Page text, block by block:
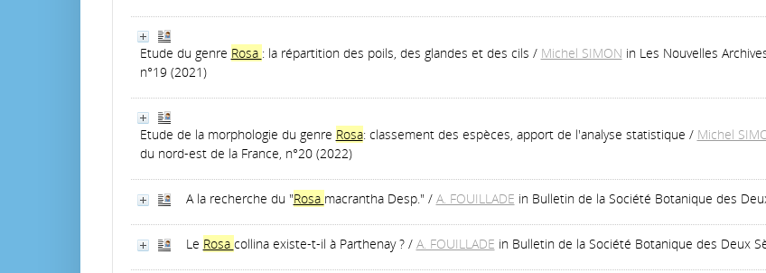
Etude du genre Rosa : la répartition des poils, des glandes et des cils / Michel SIMON in Les Nouvelles
n°19 (2021)
Etude de la morphologie du genre Rosa: classement des espèces, apport de l'analyse statistique / Michel
du nord-est de la France, n°20 (2022)
A la recherche du "Rosa macrantha Desp." / A. FOUILLADE in Bulletin de la Société Botanique des
Le Rosa collina existe-t-il à Parthenay ?/ A. FOUILLADE in Bulletin de la Société Botanique des Deux